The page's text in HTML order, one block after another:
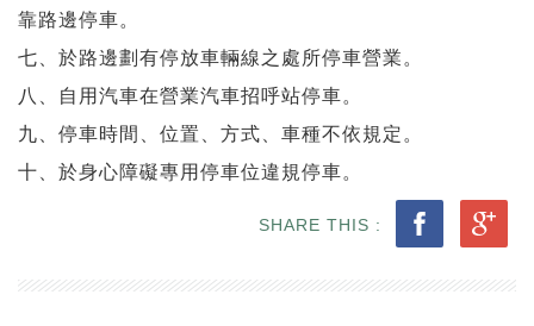
靠路邊停車。
七、於路邊劃有停放車輛線之處所停車營業。
八、自用汽車在營業汽車招呼站停車。
九、停車時間、位置、方式、車種不依規定。
十、於身心障礙專用停車位違規停車。
SHARE THIS :